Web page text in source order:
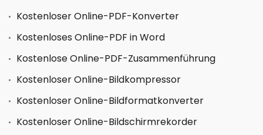
Kostenloser Online-PDF-Konverter
Kostenloses Online-PDF in Word
Kostenlose Online-PDF-Zusammenführung
Kostenloser Online-Bildkompressor
Kostenloser Online-Bildformatkonverter
Kostenloser Online-Bildschirmrekorder